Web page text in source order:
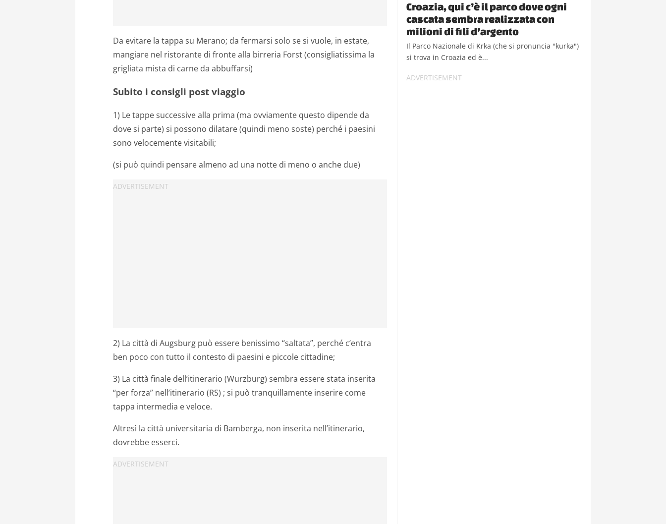
Da evitare la tappa su Merano; da fermarsi solo se si vuole, in estate,
mangiare nel ristorante di fronte alla birreria Forst (consigliatissima la
grigliata mista di carne da abbuffarsi)
Subito i consigli post viaggio
1) Le tappe successive alla prima (ma ovviamente questo dipende da
dove si parte) si possono dilatare (quindi meno soste) perché i paesini
sono velocemente visitabili;
(si può quindi pensare almeno ad una notte di meno o anche due)
2) La città di Augsburg può essere benissimo “saltata”, perché c’entra
ben poco con tutto il contesto di paesini e piccole cittadine;
3) La città finale dell’itinerario (Wurzburg) sembra essere stata inserita
“per forza” nell’itinerario (RS) ; si può tranquillamente inserire come
tappa intermedia e veloce.
Altresì la città universitaria di Bamberga, non inserita nell’itinerario,
dovrebbe esserci.
Croazia, qui c’è il parco dove ogni
cascata sembra realizzata con
milioni di fili d’argento
Il Parco Nazionale di Krka (che si pronuncia "kurka")
si trova in Croazia ed è...